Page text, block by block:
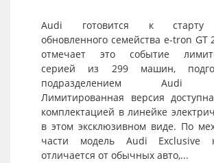
Audi готовится к старту
обновленного семейства e-tron GT
отмечает это событие
серией из 299 машин,
подразделением Audi
Лимитированная версия
комплектацией в линейке
в этом эксклюзивном виде. По
части модель Audi Exclusive
отличается от обычных авто,...